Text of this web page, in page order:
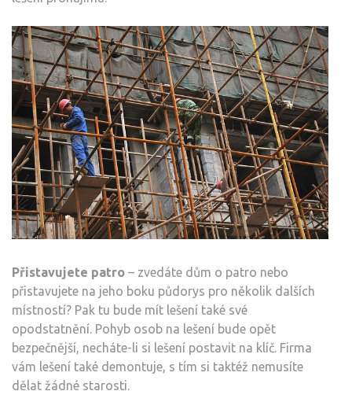
Přistavujete patro – zvedáte dům o patro nebo
přistavujete na jeho boku půdorys pro několik dalších
místností? Pak tu bude mít lešení také své
opodstatnění. Pohyb osob na lešení bude opět
bezpečnější, necháte-li si lešení postavit na klíč. Firma
vám lešení také demontuje, s tím si taktéž nemusíte
dělat žádné starosti.